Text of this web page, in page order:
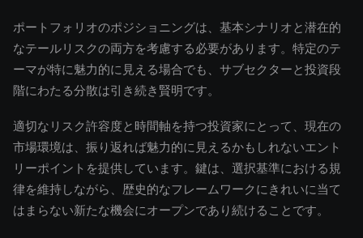
ポートフォリオのポジショニングは、基本シナリオと潜在的
なテールリスクの両方を考慮する必要があります。特定のテ
ーマが特に魅力的に見える場合でも、サブセクターと投資段
階にわたる分散は引き続き賢明です。
適切なリスク許容度と時間軸を持つ投資家にとって、現在の
市場環境は、振り返れば魅力的に見えるかもしれないエント
リーポイントを提供しています。鍵は、選択基準における規
律を維持しながら、歴史的なフレームワークにきれいに当て
はまらない新たな機会にオープンであり続けることです。